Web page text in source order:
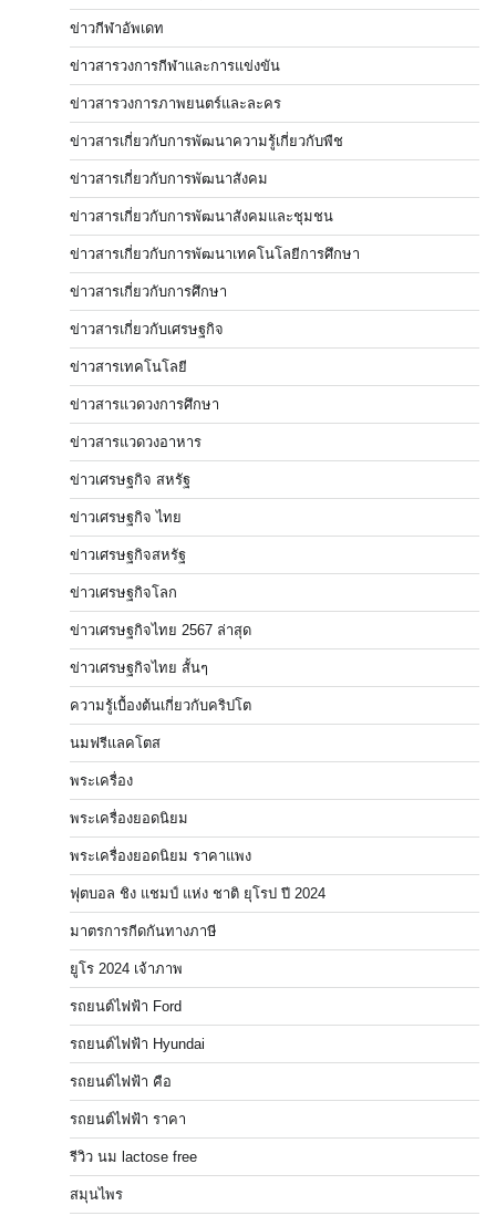
ข่าวกีฬาอัพเดท
ข่าวสารวงการกีฬาและการแข่งขัน
ข่าวสารวงการภาพยนตร์และละคร
ข่าวสารเกี่ยวกับการพัฒนาความรู้เกี่ยวกับพืช
ข่าวสารเกี่ยวกับการพัฒนาสังคม
ข่าวสารเกี่ยวกับการพัฒนาสังคมและชุมชน
ข่าวสารเกี่ยวกับการพัฒนาเทคโนโลยีการศึกษา
ข่าวสารเกี่ยวกับการศึกษา
ข่าวสารเกี่ยวกับเศรษฐกิจ
ข่าวสารเทคโนโลยี
ข่าวสารแวดวงการศึกษา
ข่าวสารแวดวงอาหาร
ข่าวเศรษฐกิจ สหรัฐ
ข่าวเศรษฐกิจ ไทย
ข่าวเศรษฐกิจสหรัฐ
ข่าวเศรษฐกิจโลก
ข่าวเศรษฐกิจไทย 2567 ล่าสุด
ข่าวเศรษฐกิจไทย สั้นๆ
ความรู้เบื้องต้นเกี่ยวกับคริปโต
นมฟรีแลคโตส
พระเครื่อง
พระเครื่องยอดนิยม
พระเครื่องยอดนิยม ราคาแพง
ฟุตบอล ชิง แชมป์ แห่ง ชาติ ยุโรป ปี 2024
มาตรการกีดกันทางภาษี
ยูโร 2024 เจ้าภาพ
รถยนต์ไฟฟ้า Ford
รถยนต์ไฟฟ้า Hyundai
รถยนต์ไฟฟ้า คือ
รถยนต์ไฟฟ้า ราคา
รีวิว นม lactose free
สมุนไพร